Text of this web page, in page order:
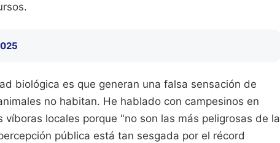
biológica es que generan una falsa sensación de
no habitan. He hablado con campesinos en
locales porque "no son las más peligrosas de la
pública está tan sesgada por el récord